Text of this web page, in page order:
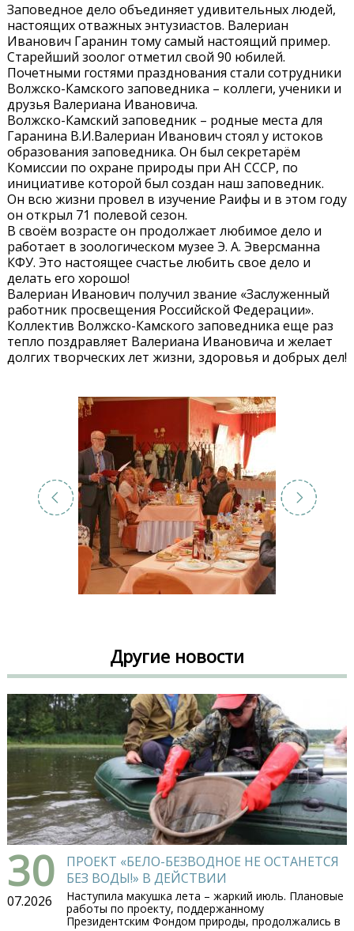
Заповедное дело объединяет удивительных людей,
настоящих отважных энтузиастов. Валериан
Иванович Гаранин тому самый настоящий пример.
Старейший зоолог отметил свой 90 юбилей.
Почетными гостями празднования стали сотрудники
Волжско-Камского заповедника – коллеги, ученики и
друзья Валериана Ивановича.
Волжско-Камский заповедник – родные места для
Гаранина В.И.Валериан Иванович стоял у истоков
образования заповедника. Он был секретарём
Комиссии по охране природы при АН СССР, по
инициативе которой был создан наш заповедник.
Он всю жизни провел в изучение Раифы и в этом году
он открыл 71 полевой сезон.
В своём возрасте он продолжает любимое дело и
работает в зоологическом музее Э. А. Эверсманна
КФУ. Это настоящее счастье любить свое дело и
делать его хорошо!
Валериан Иванович получил звание «Заслуженный
работник просвещения Российской Федерации».
Коллектив Волжско-Камского заповедника еще раз
тепло поздравляет Валериана Ивановича и желает
долгих творческих лет жизни, здоровья и добрых дел!
Другие новости
30
07.2026
ПРОЕКТ «БЕЛО-БЕЗВОДНОЕ НЕ ОСТАНЕТСЯ
БЕЗ ВОДЫ!» В ДЕЙСТВИИ
Наступила макушка лета – жаркий июль. Плановые
работы по проекту, поддержанному
Президентским Фондом природы, продолжались в